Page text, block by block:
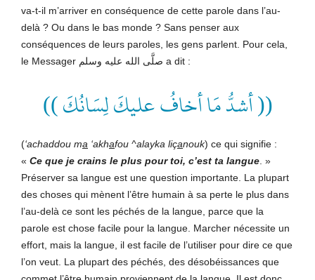
va-t-il m’arriver en conséquence de cette parole dans l’au-
delà ? Ou dans le bas monde ? Sans penser aux
conséquences de leurs paroles, les gens parlent. Pour cela,
le Messager صلَّى الله عليه وسلم a dit :
(( أشدُّ مَا أخافُ عليكَ لِسَانُكَ ))
(‘achaddou ma ‘akhafou ^alayka liçanouk) ce qui signifie :
« Ce que je crains le plus pour toi, c’est ta langue . »
Préserver sa langue est une question importante. La plupart
des choses qui mènent l’être humain à sa perte le plus dans
l’au-delà ce sont les péchés de la langue, parce que la
parole est chose facile pour la langue. Marcher nécessite un
effort, mais la langue, il est facile de l’utiliser pour dire ce que
l’on veut. La plupart des péchés, des désobéissances que